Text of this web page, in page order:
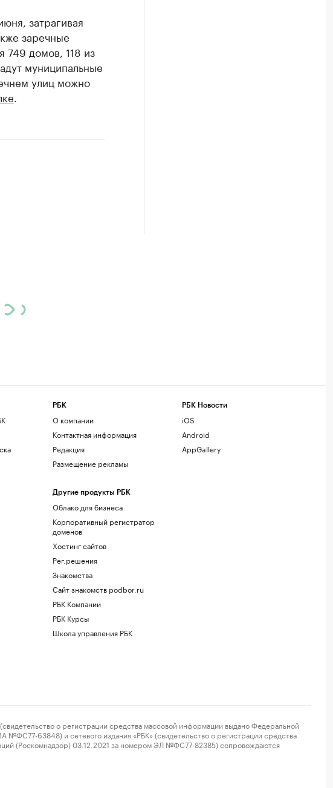
затрагивая
заречные
749 домов, 118 из
муниципальные
улиц можно
РБК
О компании
Контактная информация
Редакция
Размещение рекламы
Другие продукты РБК
Облако для бизнеса
Корпоративный регистратор
доменов
Хостинг сайтов
Рег.решения
Знакомства
Сайт знакомств podbor.ru
РБК Компании
РБК Курсы
Школа управления РБК
РБК Новости
iOS
Android
AppGallery
о регистрации средства массовой информации выдано Федеральной
63848) и сетевого издания «РБК» (свидетельство о регистрации средства
(Роскомнадзор) 03.12.2021 за номером ЭЛ №ФС77-82385) сопровождаются